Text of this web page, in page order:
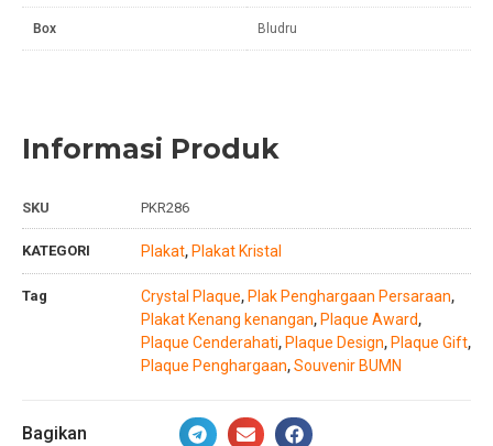
Box Bludru
Informasi Produk
SKU PKR286
KATEGORI Plakat, Plakat Kristal
Tag Crystal Plaque, Plak Penghargaan Persaraan,
Plakat Kenang kenangan, Plaque Award,
Plaque Cenderahati, Plaque Design, Plaque Gift,
Plaque Penghargaan, Souvenir BUMN
Bagikan